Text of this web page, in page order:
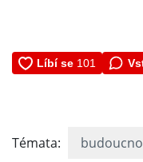
Témata: